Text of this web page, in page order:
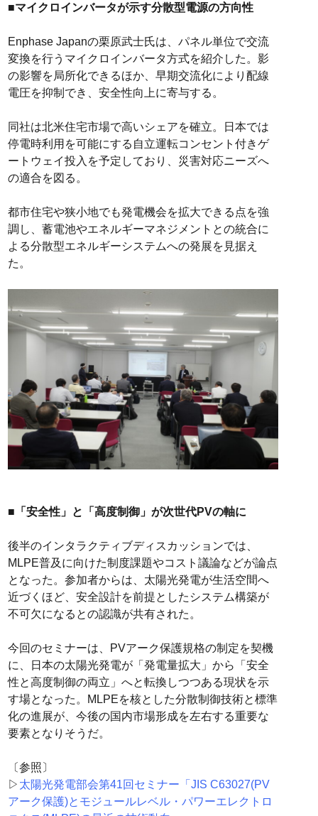
■マイクロインバータが示す分散型電源の方向性
Enphase Japanの栗原武士氏は、パネル単位で交流
変換を行うマイクロインバータ方式を紹介した。影
の影響を局所化できるほか、早期交流化により配線
電圧を抑制でき、安全性向上に寄与する。
同社は北米住宅市場で高いシェアを確立。日本では
停電時利用を可能にする自立運転コンセント付きゲ
ートウェイ投入を予定しており、災害対応ニーズへ
の適合を図る。
都市住宅や狭小地でも発電機会を拡大できる点を強
調し、蓄電池やエネルギーマネジメントとの統合に
よる分散型エネルギーシステムへの発展を見据え
た。
■「安全性」と「高度制御」が次世代PVの軸に
後半のインタラクティブディスカッションでは、
MLPE普及に向けた制度課題やコスト議論などが論点
となった。参加者からは、太陽光発電が生活空間へ
近づくほど、安全設計を前提としたシステム構築が
不可欠になるとの認識が共有された。
今回のセミナーは、PVアーク保護規格の制定を契機
に、日本の太陽光発電が「発電量拡大」から「安全
性と高度制御の両立」へと転換しつつある現状を示
す場となった。MLPEを核とした分散制御技術と標準
化の進展が、今後の国内市場形成を左右する重要な
要素となりそうだ。
〔参照〕
▷ 太陽光発電部会第41回セミナー「JIS C63027(PV
アーク保護)とモジュールレベル・パワーエレクトロ